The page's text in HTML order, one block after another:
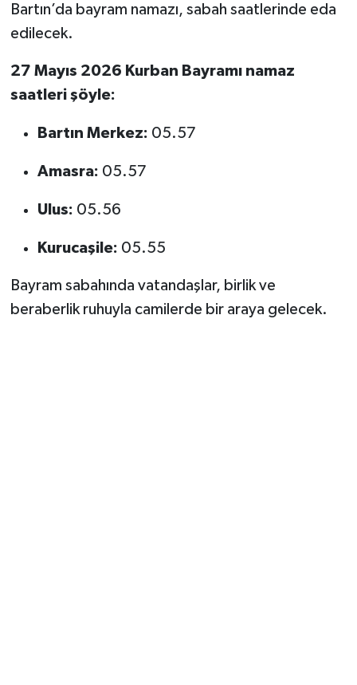
Bartın’da bayram namazı, sabah saatlerinde eda
edilecek.
27 Mayıs 2026 Kurban Bayramı namaz
saatleri şöyle:
Bartın Merkez: 05.57
Amasra: 05.57
Ulus: 05.56
Kurucaşile: 05.55
Bayram sabahında vatandaşlar, birlik ve
beraberlik ruhuyla camilerde bir araya gelecek.